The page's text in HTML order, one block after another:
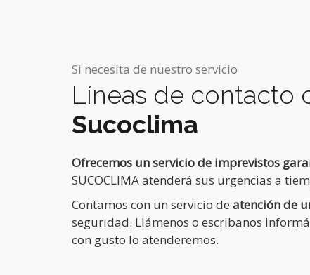
Si necesita de nuestro servicio
Líneas de contacto
Sucoclima
Ofrecemos un servicio de imprevistos
SUCOCLIMA atenderá sus urgencias a
Contamos con un servicio de atención de
seguridad. Llámenos o escribanos
con gusto lo atenderemos.